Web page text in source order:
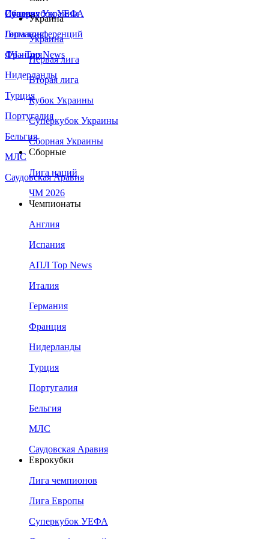
Сборная Украины
Италия
Германия
Франция
Нидерланды
Турция
Португалия
Бельгия
МЛС
Саудовская Аравия
Суперкубок УЕФА
Лига конференций
ЛЧ - Top News
Украина
Украина
Первая лига
Вторая лига
Кубок Украины
Суперкубок Украины
Сборная Украины
Сборные
Лига наций
ЧМ 2026
Чемпионаты
Англия
Испания
АПЛ Top News
Италия
Германия
Франция
Нидерланды
Турция
Португалия
Бельгия
МЛС
Саудовская Аравия
Еврокубки
Лига чемпионов
Лига Европы
Суперкубок УЕФА